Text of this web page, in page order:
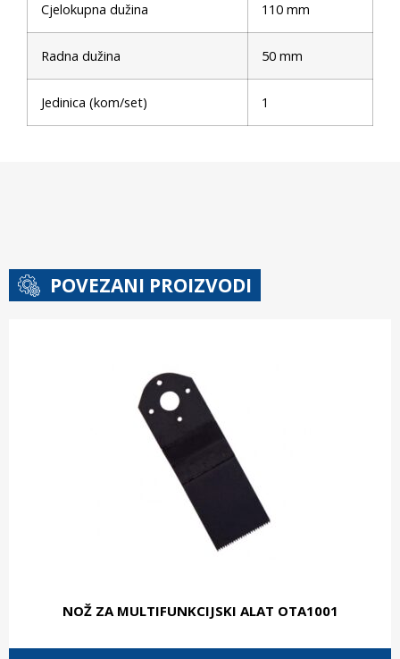
Cjelokupna dužina 110 mm
Radna dužina 50 mm
Jedinica (kom/set) 1
POVEZANI PROIZVODI
NOŽ ZA MULTIFUNKCIJSKI ALAT OTA1001